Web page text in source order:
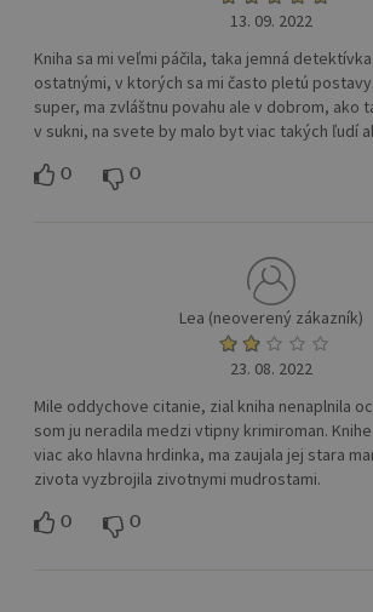
13. 09. 2022
Kniha sa mi veľmi páčila, taka jemná
ostatnými, v ktorých sa mi často pletú
super, ma zvláštnu povahu ale v dobrom, ako
v sukni, na svete by malo byt viac takých ľudí
0 0
Lea (neoverený zákazník)
23. 08. 2022
Mile oddychove citanie, zial kniha nenaplnila
som ju neradila medzi vtipny krimiroman.
viac ako hlavna hrdinka, ma zaujala jej stara
zivota vyzbrojila zivotnymi mudrostami.
0 0